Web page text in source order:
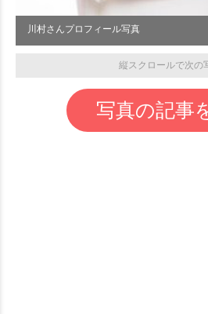
川村さんプロフィール写真
縦スクロールで次の
写真の記事